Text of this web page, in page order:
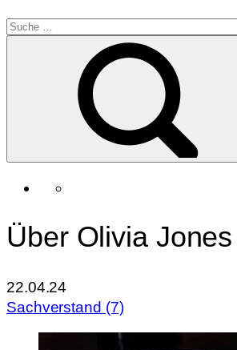
Über Olivia Jones
22.04.24
Sachverstand (7)